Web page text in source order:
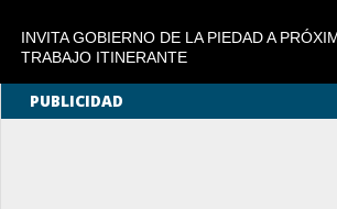
INVITA GOBIERNO DE LA PIEDAD A
TRABAJO ITINERANTE
PUBLICIDAD